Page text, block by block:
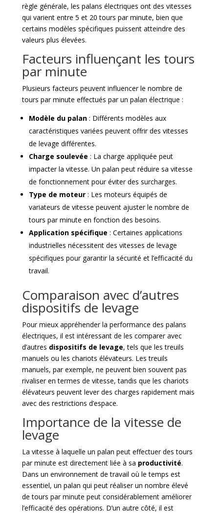
règle générale, les palans électriques ont des vitesses
qui varient entre 5 et 20 tours par minute, bien que
certains modèles spécifiques puissent atteindre des
valeurs plus élevées.
Facteurs influençant les tours
par minute
Plusieurs facteurs peuvent influencer le nombre de
tours par minute effectués par un palan électrique :
Modèle du palan: Différents modèles aux
caractéristiques variées peuvent offrir des vitesses
de levage différentes.
Charge soulevée : La charge appliquée peut
impacter la vitesse. Un palan peut réduire sa vitesse
de fonctionnement pour éviter des surcharges.
Type de moteur: Les moteurs équipés de
variateurs de vitesse peuvent ajuster le nombre de
tours par minute en fonction des besoins.
Application spécifique : Certaines applications
industrielles nécessitent des vitesses de levage
spécifiques pour garantir la sécurité et l’efficacité du
travail.
Comparaison avec d’autres
dispositifs de levage
Pour mieux appréhender la performance des palans
électriques, il est intéressant de les comparer avec
d’autres dispositifs de levage, tels que les treuils
manuels ou les chariots élévateurs. Les treuils
manuels, par exemple, ne peuvent bien souvent pas
rivaliser en termes de vitesse, tandis que les chariots
élévateurs peuvent lever des charges rapidement mais
avec des restrictions d’espace.
Importance de la vitesse de
levage
La vitesse à laquelle un palan peut effectuer des tours
par minute est directement liée à sa productivité.
Dans un environnement de travail où le temps est
essentiel, un palan qui peut réaliser un nombre élevé
de tours par minute peut considérablement améliorer
l’efficacité des opérations. D’un autre côté, il est